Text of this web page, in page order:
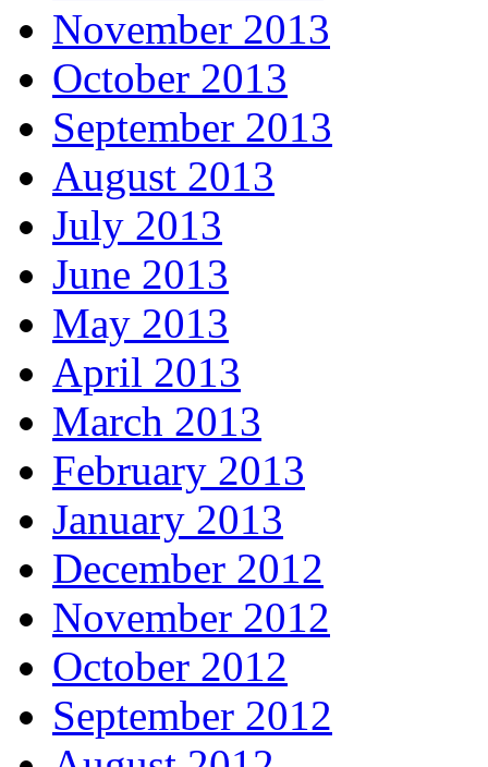
November 2013
October 2013
September 2013
August 2013
July 2013
June 2013
May 2013
April 2013
March 2013
February 2013
January 2013
December 2012
November 2012
October 2012
September 2012